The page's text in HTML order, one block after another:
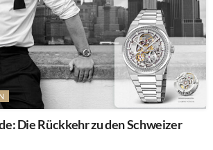
Die Rückkehr zu den Schweizer